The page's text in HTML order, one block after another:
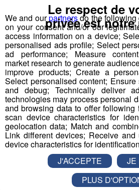
Jean-François Michelin est un
commencé par travailler en
accompagné l'inventeur du
Hackett, en Normandie, à Bali et
avec plus de70 000 sauts
à son
tremplin de saut à l'élastique
Bun J Rideen 2009.
We and ourpartnersdo the following
on your consent and/or our
access information on a device;
personalised ads profile; Select
ad performance; Measure
market research to generate
improve products; Create a
Select personalised content; Ensure
and debug; Technically deliver
technologies may process personal
and browsing data to offer following
scan device characteristics for
geolocation data; Match and
Link different devices; Receive and
device characteristics for
Le respect de
privée est
J'ACCEPTE
JE
PLUS